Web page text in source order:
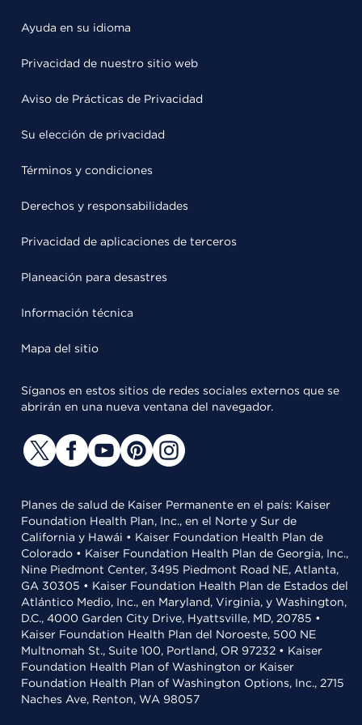
Ayuda en su idioma
Privacidad de nuestro sitio web
Aviso de Prácticas de Privacidad
Su elección de privacidad
Términos y condiciones
Derechos y responsabilidades
Privacidad de aplicaciones de terceros
Planeación para desastres
Información técnica
Mapa del sitio
Síganos en estos sitios de redes sociales externos que se
abrirán en una nueva ventana del navegador.
Planes de salud de Kaiser Permanente en el país: Kaiser
Foundation Health Plan, Inc., en el Norte y Sur de
California y Hawái • Kaiser Foundation Health Plan de
Colorado • Kaiser Foundation Health Plan de Georgia, Inc.,
Nine Piedmont Center, 3495 Piedmont Road NE, Atlanta,
GA 30305 • Kaiser Foundation Health Plan de Estados del
Atlántico Medio, Inc., en Maryland, Virginia, y Washington,
D.C., 4000 Garden City Drive, Hyattsville, MD, 20785 •
Kaiser Foundation Health Plan del Noroeste, 500 NE
Multnomah St., Suite 100, Portland, OR 97232 • Kaiser
Foundation Health Plan of Washington or Kaiser
Foundation Health Plan of Washington Options, Inc., 2715
Naches Ave, Renton, WA 98057